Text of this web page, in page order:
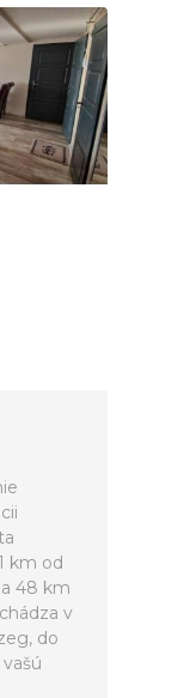
km od
48 km
v
do